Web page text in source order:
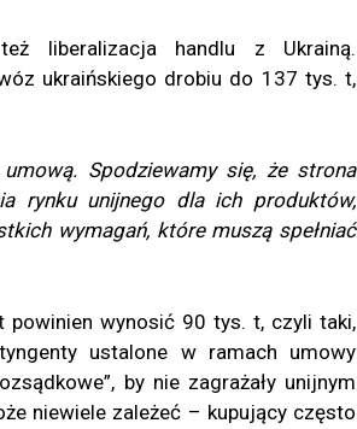
liberalizacja handlu z Ukrainą.
ukraińskiego drobiu do 137 tys. t,
Spodziewamy się, że strona
rynku unijnego dla ich produktów,
wymagań, które muszą spełniać
powinien wynosić 90 tys. t, czyli taki,
ustalone w ramach umowy
by nie zagrażały unijnym
niewiele zależeć – kupujący często